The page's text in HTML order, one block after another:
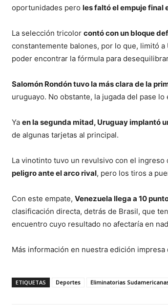
oportunidades pero les faltó el empuje final
La selección tricolor contó con un bloque
constantemente balones, por lo que, limitó
poder encontrar la fórmula para
Salomón Rondón tuvo la más clara de la
uruguayo. No obstante, la jugada del pase
Ya en la segunda mitad, Uruguay implantó
de algunas tarjetas al principal.
La vinotinto tuvo un revulsivo con el ingreso
peligro ante el arco rival, pero los tiros a
Con este empate, Venezuela llega a 10
clasificación directa, detrás de Brasil, que
encuentro cuyo resultado no afectaría en
Más información en nuestra edición impresa
ETIQUETAS Deportes Eliminatorias